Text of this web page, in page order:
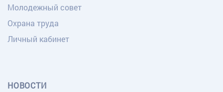
Молодежный совет
Охрана труда
Личный кабинет
НОВОСТИ